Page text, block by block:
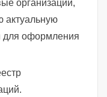
организации,
актуальную
оформления